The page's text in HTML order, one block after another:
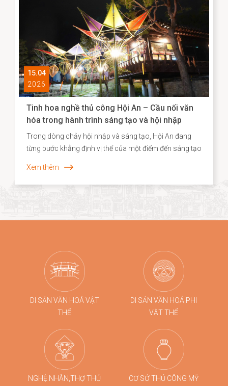
góp phần định hình cơ sở dữ liệu quan trọng cho chiến
lược bảo tồn và phát huy giá trị di sản trong bối cảnh
15.04
2026
Tinh hoa nghề thủ công Hội An – Cầu nối văn
hóa trong hành trình sáng tạo và hội nhập
Trong dòng chảy hội nhập và sáng tạo, Hội An đang
từng bước khẳng định vị thế của một điểm đến sáng tạo
thức mới mẻ. Năm 2026, dấu ấn ấy tiếp tục được lan
chọn đồng hành cùng các chương trình kích cầu du
Xem thêm
DI SẢN VĂN HOÁ VẬT
THỂ
DI SẢN VĂN HOÁ PHI
VẬT THỂ
NGHỆ NHÂN,THỢ THỦ
CƠ SỞ THỦ CÔNG MỸ